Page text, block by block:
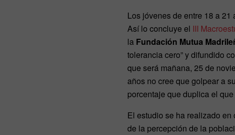
Los jóvenes de entre 18 a
Así lo concluye el III
la Fundación Mutua
tolerancia cero” y difundido
que será mañana, 25 de
años no cree que golpear a
porcentaje que duplica el
El estudio se ha realizado
de la percepción de la